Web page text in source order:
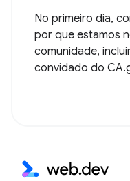
No primeiro dia,
por que estamos
comunidade,
convidado do